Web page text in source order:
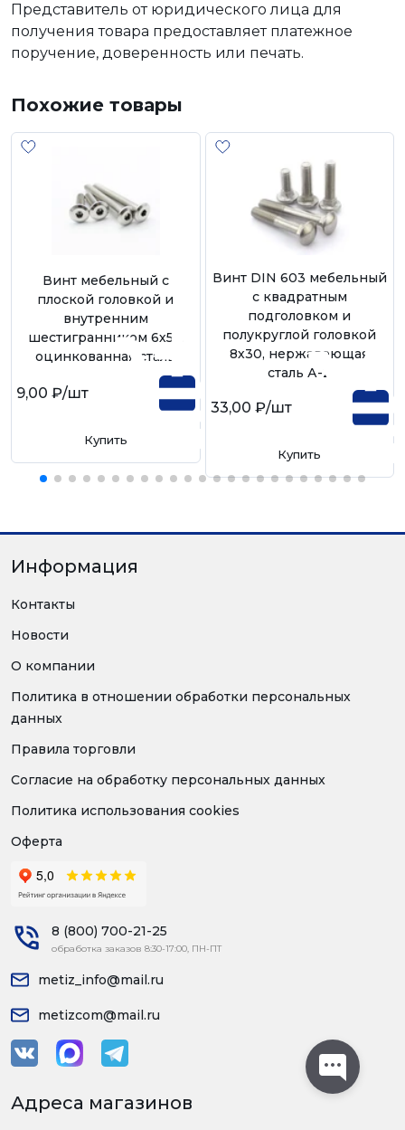
Представитель от юридического лица для
получения товара предоставляет платежное
поручение, доверенность или печать.
Похожие товары
Винт мебельный с
плоской головкой и
внутренним
шестигранником 6х55,
оцинкованная сталь
9,00 ₽/шт
Купить
Винт DIN 603 мебельный
с квадратным
подголовком и
полукруглой головкой
8х30, нержавеющая
сталь А-2
33,00 ₽/шт
Купить
Информация
Контакты
Новости
О компании
Политика в отношении обработки персональных
данных
Правила торговли
Согласие на обработку персональных данных
Политика использования cookies
Оферта
8 (800) 700-21-25
обработка заказов 8:30-17:00, ПН-ПТ
metiz_info@mail.ru
metizcom@mail.ru
Адреса магазинов